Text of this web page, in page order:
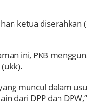
ketua
ini, PKB
muncul dalam
dari DPP dan